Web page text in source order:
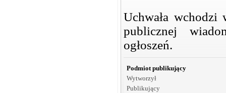
Uchwała
publicznej
ogłoszeń.
Podmiot publikujący
Wytworzył
Publikujący